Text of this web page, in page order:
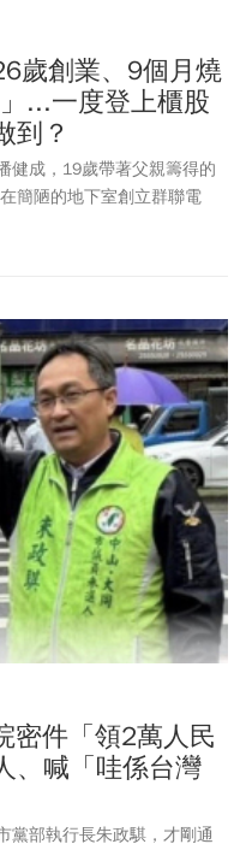
歲創業、9個月燒
...一度登上櫃股
到？
健成，19歲帶著父親籌得的
簡陋的地下室創立群聯電
走過資金壓力、智財權官
也都在逼迫一位創辦人做出
過的時刻，也一步一步磨練
識與韌性。這段真實歷程
承擔。有不被看好時的屈
不肯退讓的定力。
密件「領2萬人民
、喊「哇係台灣
黨部執行長朱政騏，才剛通